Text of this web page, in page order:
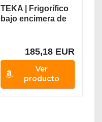
TEKA | Frigorífico
bajo encimera de
185,18 EUR
Ver
producto